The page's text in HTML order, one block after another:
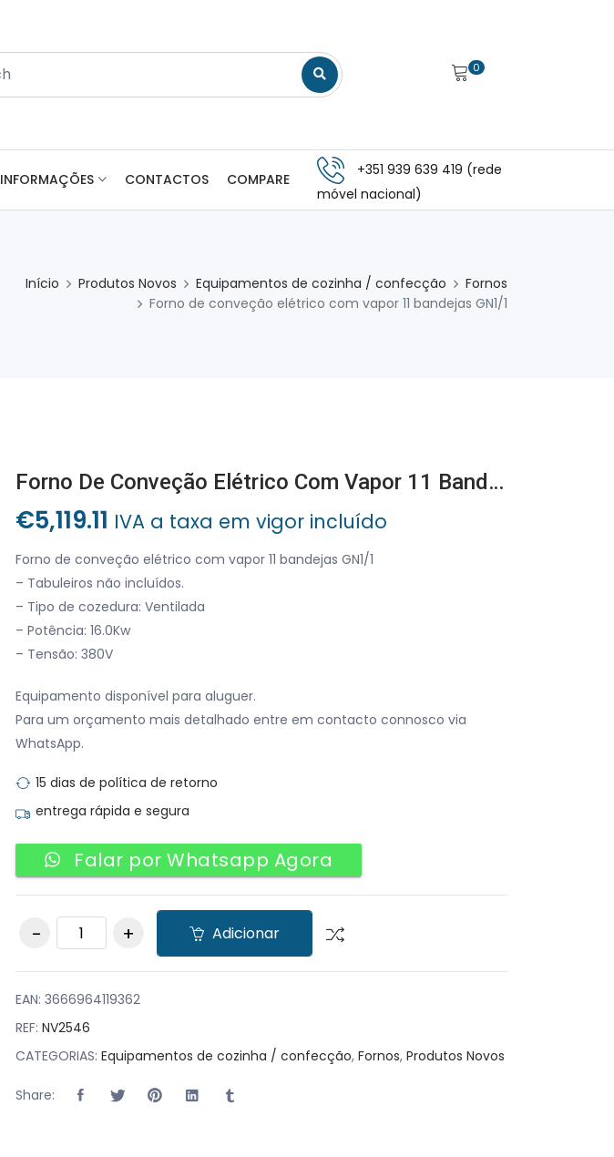
0
INFORMAÇÕES CONTACTOS COMPARE
+351 939 639 419 (rede
móvel nacional)
Início Produtos Novos Equipamentos de cozinha / confecção
Fornos
Forno de conveção elétrico com vapor 11 bandejas GN1/1
Forno De Conveção Elétrico Com Vapor 11 Bandejas GN1/1
€5,119.11 IVA a taxa em vigor incluído
Forno de conveção elétrico com vapor 11 bandejas GN1/1
– Tabuleiros não incluídos.
– Tipo de cozedura: Ventilada
– Potência: 16.0Kw
– Tensão: 380V
Equipamento disponível para aluguer.
Para um orçamento mais detalhado entre em contacto connosco via
WhatsApp.
15 dias de política de retorno
entrega rápida e segura
Falar por Whatsapp Agora
Forno de conveção
elétrico com vapor
Adicionar
EAN: 3666964119362
REF: NV2546
CATEGORIAS: Equipamentos de cozinha / confecção, Fornos, Produtos Novos
Share: